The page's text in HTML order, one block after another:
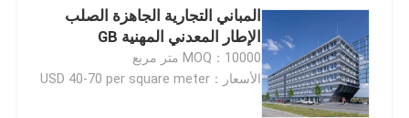
المباني التجارية الجاهزة الصلب
الإطار المعدني المهنية GB
MOQ：10000 متر مربع
الأسعار：USD 40-70 per square meter